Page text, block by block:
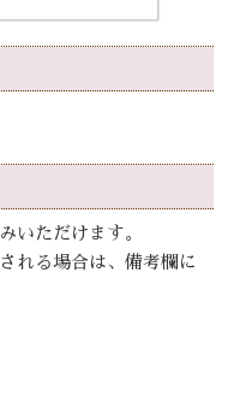
いただけます。
れる場合は、備考欄に